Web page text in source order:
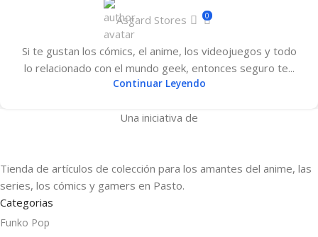
Asgard Stores 0
Si te gustan los cómics, el anime, los videojuegos y todo
lo relacionado con el mundo geek, entonces seguro te...
Continuar Leyendo
Una iniciativa de
Tienda de artículos de colección para los amantes del anime, las
series, los cómics y gamers en Pasto.
Categorias
Funko Pop